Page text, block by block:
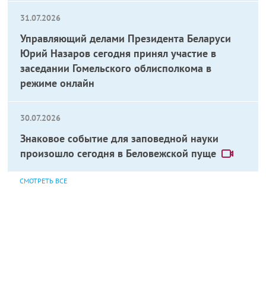
31.07.2026
Управляющий делами Президента Беларуси
Юрий Назаров сегодня принял участие в
заседании Гомельского облисполкома в
режиме онлайн
30.07.2026
Знаковое событие для заповедной науки
произошло сегодня в Беловежской пуще
СМОТРЕТЬ ВСЕ